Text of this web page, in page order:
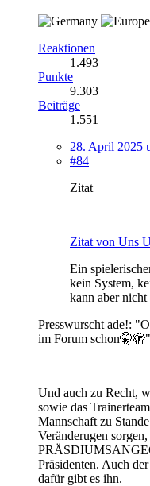
Reaktionen
1.493
Punkte
9.303
Beiträge
1.551
28. April 2025
#84
Zitat
Zitat von Uns
Ein
kein System,
kann aber nicht
Presswurscht ade!:
im Forum schon🤫🫣"
Und auch zu Recht,
sowie das
Mannschaft zu
Veränderugen
Präsidenten. Auch
dafür gibt es ihn.